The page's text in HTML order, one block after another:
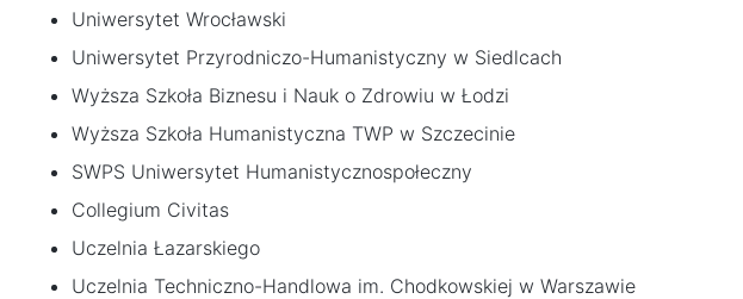
Uniwersytet Wrocławski
Uniwersytet Przyrodniczo-Humanistyczny w Siedlcach
Wyższa Szkoła Biznesu i Nauk o Zdrowiu w Łodzi
Wyższa Szkoła Humanistyczna TWP w Szczecinie
SWPS Uniwersytet Humanistycznospołeczny
Collegium Civitas
Uczelnia Łazarskiego
Uczelnia Techniczno-Handlowa im. Chodkowskiej w Warszawie